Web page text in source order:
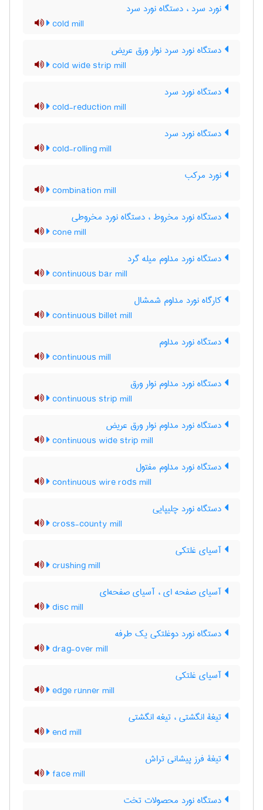
نورد سرد ، دستگاه نورد سرد
cold mill
دستگاه نورد سرد نوار ورق عریض
cold wide strip mill
دستگاه نورد سرد
cold-reduction mill
دستگاه نورد سرد
cold-rolling mill
نورد مرکب
combination mill
دستگاه نورد مخروط ، دستگاه نورد مخروطی
cone mill
دستگاه نورد مداوم میله گرد
continuous bar mill
کارگاه نورد مداوم شمشال
continuous billet mill
دستگاه نورد مداوم
continuous mill
دستگاه نورد مداوم نوار ورق
continuous strip mill
دستگاه نورد مداوم نوار ورق عریض
continuous wide strip mill
دستگاه نورد مداوم مفتول
continuous wire rods mill
دستگاه نورد چلیپایی
cross-county mill
آسیای غلتکی
crushing mill
آسیای صفحه ای ، آسیای صفحه‌ای
disc mill
دستگاه نورد دوغلتکی یک طرفه
drag-over mill
آسیای غلتکی
edge runner mill
تیغۀ انگشتی ، تیغه انگشتی
end mill
تیغۀ فرز پیشانی تراش
face mill
دستگاه نورد محصولات تخت